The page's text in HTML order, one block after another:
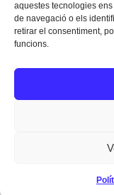
aquestes tecnologies
de navegació o els
retirar el consentiment,
funcions.